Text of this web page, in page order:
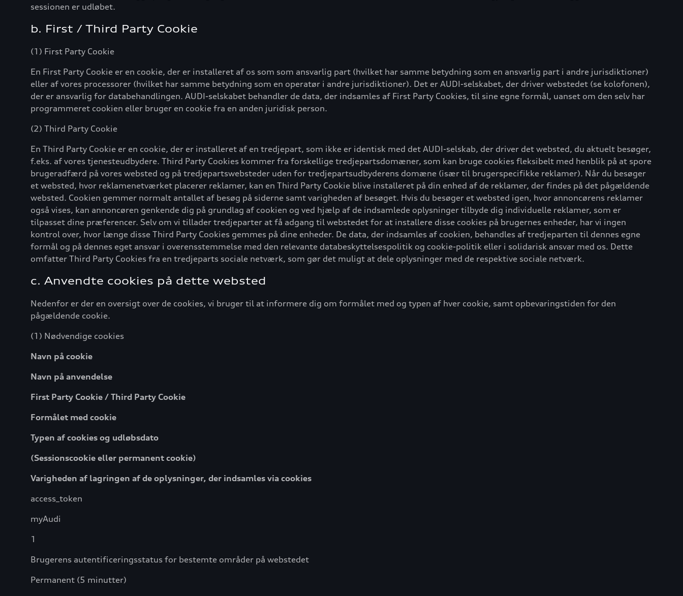
sessionen er udløbet.
b. First / Third Party Cookie
(1) First Party Cookie
En First Party Cookie er en cookie, der er installeret af os som som ansvarlig part (hvilket har samme betydning som en ansvarlig part i andre jurisdiktioner)
eller af vores processorer (hvilket har samme betydning som en operatør i andre jurisdiktioner). Det er AUDI-selskabet, der driver webstedet (se kolofonen),
der er ansvarlig for databehandlingen. AUDI-selskabet behandler de data, der indsamles af First Party Cookies, til sine egne formål, uanset om den selv har
programmeret cookien eller bruger en cookie fra en anden juridisk person.
(2) Third Party Cookie
En Third Party Cookie er en cookie, der er installeret af en tredjepart, som ikke er identisk med det AUDI-selskab, der driver det websted, du aktuelt besøger,
f.eks. af vores tjenesteudbydere. Third Party Cookies kommer fra forskellige tredjepartsdomæner, som kan bruge cookies fleksibelt med henblik på at spore
brugeradfærd på vores websted og på tredjepartswebsteder uden for tredjepartsudbyderens domæne (især til brugerspecifikke reklamer). Når du besøger
et websted, hvor reklamenetværket placerer reklamer, kan en Third Party Cookie blive installeret på din enhed af de reklamer, der findes på det pågældende
websted. Cookien gemmer normalt antallet af besøg på siderne samt varigheden af besøget. Hvis du besøger et websted igen, hvor annoncørens reklamer
også vises, kan annoncøren genkende dig på grundlag af cookien og ved hjælp af de indsamlede oplysninger tilbyde dig individuelle reklamer, som er
tilpasset dine præferencer. Selv om vi tillader tredjeparter at få adgang til webstedet for at installere disse cookies på brugernes enheder, har vi ingen
kontrol over, hvor længe disse Third Party Cookies gemmes på dine enheder. De data, der indsamles af cookien, behandles af tredjeparten til dennes egne
formål og på dennes eget ansvar i overensstemmelse med den relevante databeskyttelsespolitik og cookie-politik eller i solidarisk ansvar med os. Dette
omfatter Third Party Cookies fra en tredjeparts sociale netværk, som gør det muligt at dele oplysninger med de respektive sociale netværk.
c. Anvendte cookies på dette websted
Nedenfor er der en oversigt over de cookies, vi bruger til at informere dig om formålet med og typen af hver cookie, samt opbevaringstiden for den
pågældende cookie.
(1) Nødvendige cookies
Navn på cookie
Navn på anvendelse
First Party Cookie / Third Party Cookie
Formålet med cookie
Typen af cookies og udløbsdato
(Sessionscookie eller permanent cookie)
Varigheden af lagringen af de oplysninger, der indsamles via cookies
access_token
myAudi
1
Brugerens autentificeringsstatus for bestemte områder på webstedet
Permanent (5 minutter)